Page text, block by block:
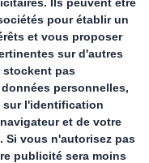
à l’arrière des
envisage
à plus
mais efficace qui
8 tonnes de
chaque année.